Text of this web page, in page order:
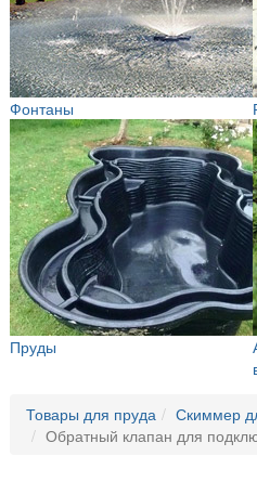
Фонтаны
Пруды
Товары для пруда
Скиммер
Обратный клапан для